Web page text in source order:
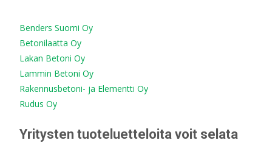
Benders Suomi Oy
Betonilaatta Oy
Lakan Betoni Oy
Lammin Betoni Oy
Rakennusbetoni- ja Elementti Oy
Rudus Oy
Yritysten tuoteluetteloita voit selata